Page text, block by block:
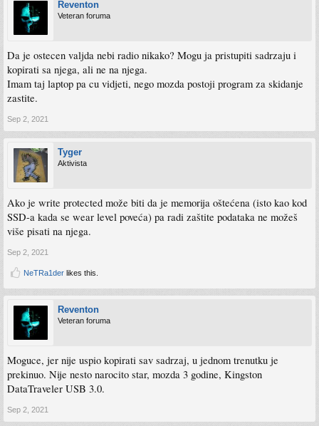
Reventon
Veteran foruma
Da je ostecen valjda nebi radio nikako? Mogu ja pristupiti sadrzaju i
kopirati sa njega, ali ne na njega.
Imam taj laptop pa cu vidjeti, nego mozda postoji program za skidanje
zastite.
Sep 2, 2021
Tyger
Aktivista
Ako je write protected može biti da je memorija oštećena (isto kao kod
SSD-a kada se wear level poveća) pa radi zaštite podataka ne možeš
više pisati na njega.
Sep 2, 2021
NeTRa1der likes this.
Reventon
Veteran foruma
Moguce, jer nije uspio kopirati sav sadrzaj, u jednom trenutku je
prekinuo. Nije nesto narocito star, mozda 3 godine, Kingston
DataTraveler USB 3.0.
Sep 2, 2021